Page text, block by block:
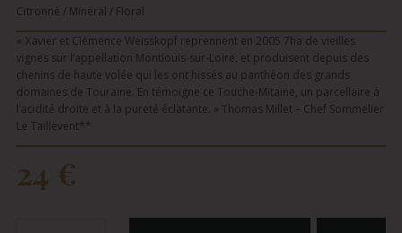
Citronné / Minéral / Floral
« Xavier et Clémence Weisskopf reprennent en 2005 7ha de vieilles
vignes sur l’appellation Montlouis-sur-Loire, et produisent depuis des
chenins de haute volée qui les ont hissés au panthéon des grands
domaines de Touraine. En témoigne ce Touche-Mitaine, un parcellaire à
l’acidité droite et à la pureté éclatante. » Thomas Millet – Chef Sommelier
Le Taillevent**
24 €